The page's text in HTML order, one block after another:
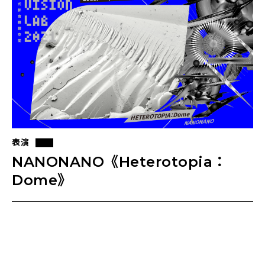
表演
NANONANO《Heterotopia：
Dome》